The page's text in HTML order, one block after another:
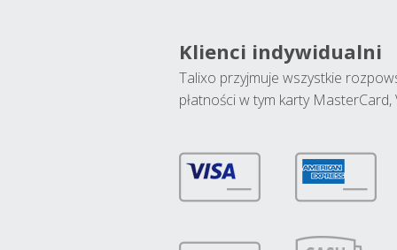
Klienci indywidualni
Talixo przyjmuje wszystkie
płatności w tym karty